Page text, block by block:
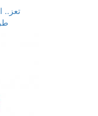
تعز..